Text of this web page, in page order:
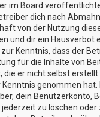
im Board
dich nach
von der Nutzung
und dir ein Hausverbot
Kenntnis, dass der
für die Inhalte von
die er nicht selbst erstellt
Kenntnis genommen
dein Benutzerkonto,
jederzeit zu löschen oder